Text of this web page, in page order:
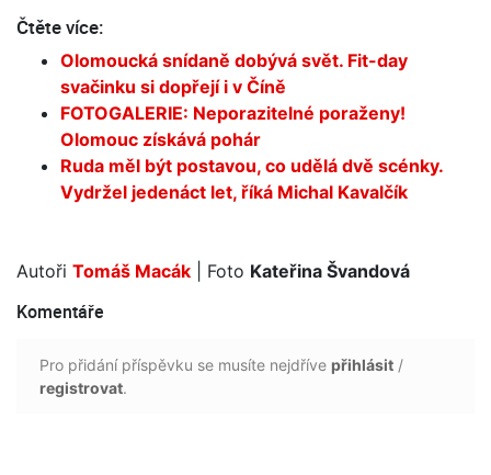
Čtěte více:
Olomoucká snídaně dobývá svět. Fit-day
svačinku si dopřejí i v Číně
FOTOGALERIE: Neporazitelné poraženy!
Olomouc získává pohár
Ruda měl být postavou, co udělá dvě scénky.
Vydržel jedenáct let, říká Michal Kavalčík
Autoři Tomáš Macák | Foto Kateřina Švandová
Komentáře
Pro přidání příspěvku se musíte nejdříve přihlásit /
registrovat.